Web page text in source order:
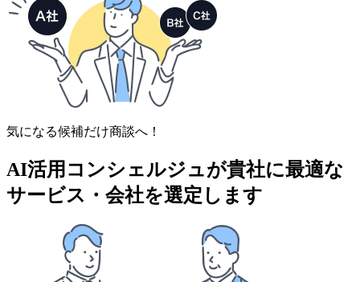
気になる候補だけ商談へ！
AI活用コンシェルジュが貴社に最適な
サービス・会社を選定します